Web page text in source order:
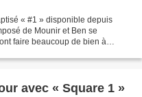
« #1 » disponible depuis
de Mounir et Ben se
faire beaucoup de bien à
avec « Square 1 »